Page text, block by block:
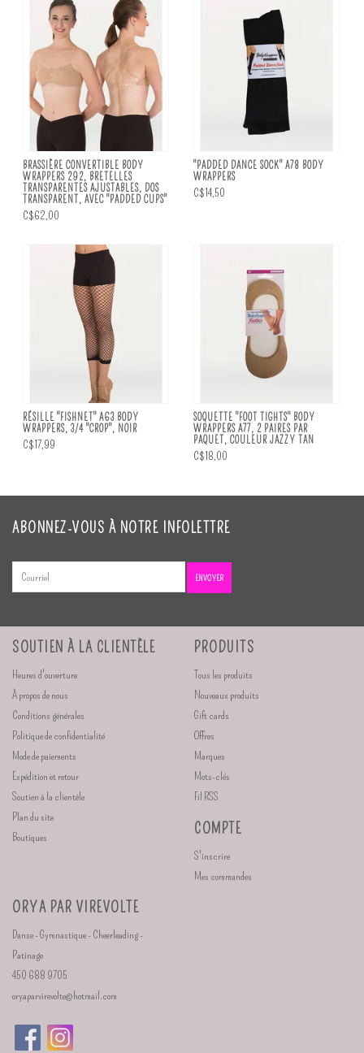
BRASSIÈRE CONVERTIBLE BODY
WRAPPERS 292, BRETELLES
TRANSPARENTES AJUSTABLES, DOS
TRANSPARENT, AVEC "PADDED CUPS"
C$62,00
"PADDED DANCE SOCK" A78 BODY
WRAPPERS
C$14,50
RÉSILLE "FISHNET" A63 BODY
WRAPPERS, 3/4 "CROP", NOIR
C$17,99
SOQUETTE "FOOT TIGHTS" BODY
WRAPPERS A77, 2 PAIRES PAR
PAQUET, COULEUR JAZZY TAN
C$18,00
ABONNEZ-VOUS À NOTRE INFOLETTRE
ENVOYER
SOUTIEN À LA CLIENTÈLE
Heures d'ouverture
À propos de nous
Conditions générales
Politique de confidentialité
Mode de paiements
Expédition et retour
Soutien à la clientèle
Plan du site
Boutiques
PRODUITS
Tous les produits
Nouveaux produits
Gift cards
Offres
Marques
Mots-clés
Fil RSS
COMPTE
S'inscrire
Mes commandes
ORYA PAR VIREVOLTE
Danse - Gymnastique - Cheerleading -
Patinage
450 688 9705
oryaparvirevolte@hotmail.com